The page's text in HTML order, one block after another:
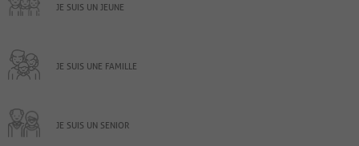
JE SUIS UN JEUNE
JE SUIS UNE FAMILLE
JE SUIS UN SENIOR